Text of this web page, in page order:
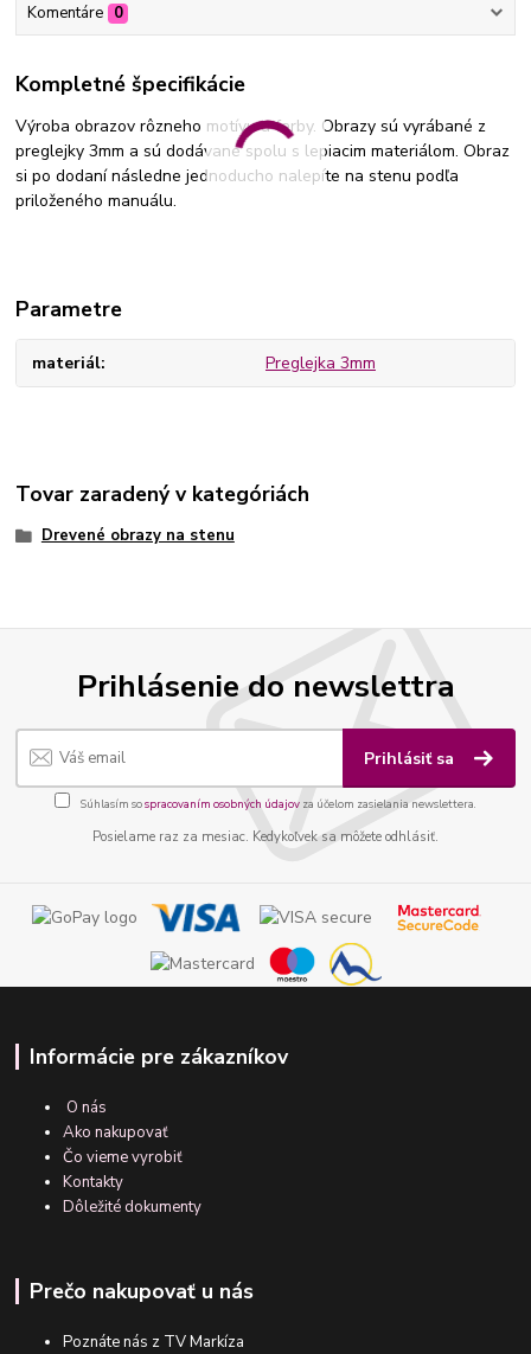
Komentáre 0
Kompletné špecifikácie
Výroba obrazov rôzneho motívu a farby. Obrazy sú vyrábané z
preglejky 3mm a sú dodávané spolu s lepiacim materiálom. Obraz
si po dodaní následne jednoducho nalepíte na stenu podľa
priloženého manuálu.
Parametre
materiál Preglejka 3mm
Tovar zaradený v kategóriách
Drevené obrazy na stenu
Prihlásenie do newslettra
Prihlásiť sa
Súhlasím sospracovaním osobných údajov za účelom zasielania newslettera.
Posielame raz za mesiac. Kedykoľvek sa môžete odhlásiť.
Informácie pre zákazníkov
O nás
Ako nakupovať
Čo vieme vyrobiť
Kontakty
Dôležité dokumenty
Prečo nakupovať u nás
Poznáte nás z TV Markíza